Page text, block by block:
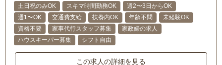
土日祝のみOK スキマ時間勤務OK
週2〜3日からOK
週1〜OK
交通費支給 扶養内OK 年齢不問
未経験OK
資格不要
家事代行スタッフ募集
家政婦の求人
ハウスキーパー募集
シフト自由
この求人の詳細を見る